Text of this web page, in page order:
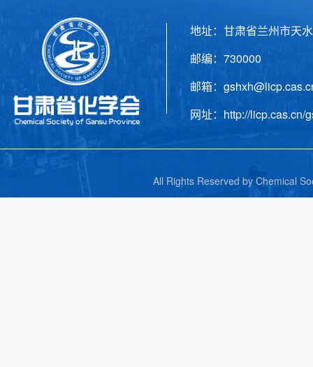
地址：甘肃省兰州市天
邮编：730000 电
邮箱：
网址：http://licp.cas.cn/
All Rights Reserved by Chemical